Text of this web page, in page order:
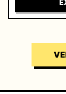
of the same